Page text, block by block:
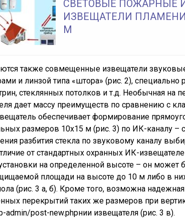
СВЕТОВЫЕ ПОЖАРНЫЕ
ИЗВЕЩАТЕЛИ ПЛАМЕНИ
М
также совмещенные извещатели
и линзой типа «штора» (рис. 2),
стеклянных потолков и т.д. Необычная на
дает массу преимуществ по сравнению с
обеспечивает формирование
размеров 10х15 м (рис. 3) по ИК-каналу –
разбития стекла по звуковому каналу
от стандартных охранных ИК-
на определенной высоте – он
площади на высоте до 10 м либо в
(рис. 3 а, б). Кроме того, возможна
перекрытий таких же размеров при
admin/post-new.phpнии извещателя (рис. 3 в).